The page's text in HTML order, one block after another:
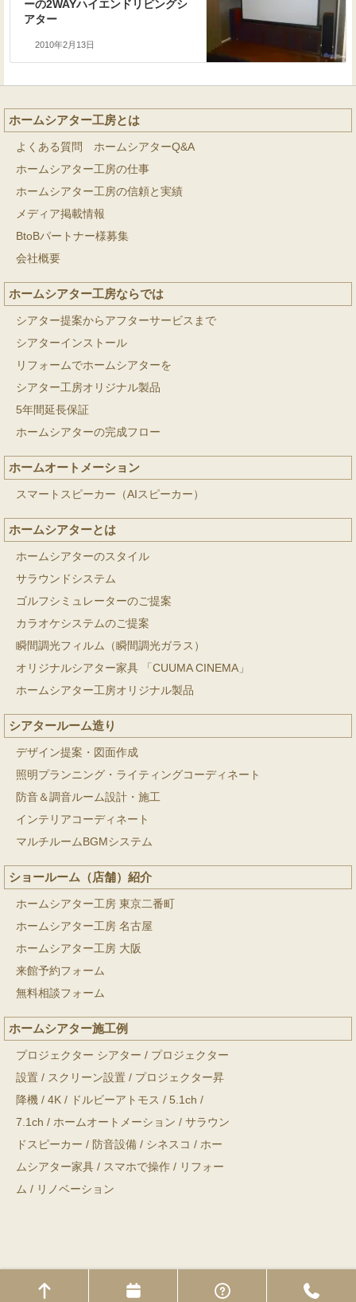
ーの2WAYハイエンドリビングシ
アター
2010年2月13日
ホームシアター工房とは
よくある質問 ホームシアターQ&A
ホームシアター工房の仕事
ホームシアター工房の信頼と実績
メディア掲載情報
BtoBパートナー様募集
会社概要
ホームシアター工房ならでは
シアター提案からアフターサービスまで
シアターインストール
リフォームでホームシアターを
シアター工房オリジナル製品
5年間延長保証
ホームシアターの完成フロー
ホームオートメーション
スマートスピーカー（AIスピーカー）
ホームシアターとは
ホームシアターのスタイル
サラウンドシステム
ゴルフシミュレーターのご提案
カラオケシステムのご提案
瞬間調光フィルム（瞬間調光ガラス）
オリジナルシアター家具 「CUUMA CINEMA」
ホームシアター工房オリジナル製品
シアタールーム造り
デザイン提案・図面作成
照明プランニング・ライティングコーディネート
防音＆調音ルーム設計・施工
インテリアコーディネート
マルチルームBGMシステム
ショールーム（店舗）紹介
ホームシアター工房 東京二番町
ホームシアター工房 名古屋
ホームシアター工房 大阪
来館予約フォーム
無料相談フォーム
ホームシアター施工例
プロジェクター シアター / プロジェクター
設置 / スクリーン設置 / プロジェクター昇
降機 / 4K / ドルビーアトモス / 5.1ch /
7.1ch / ホームオートメーション / サラウン
ドスピーカー / 防音設備 / シネスコ / ホー
ムシアター家具 / スマホで操作 / リフォー
ム / リノベーション